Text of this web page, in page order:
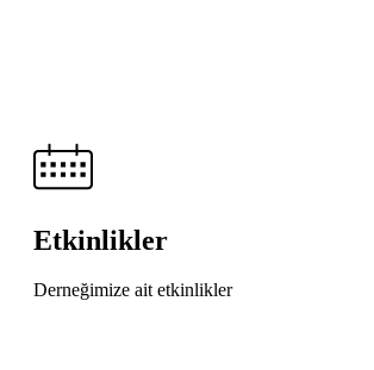
Etkinlikler
Derneğimize ait etkinlikler